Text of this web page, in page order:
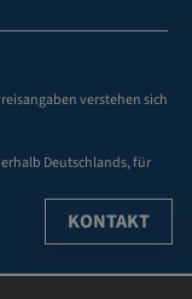
verstehen sich
Deutschlands, für
KONTAKT